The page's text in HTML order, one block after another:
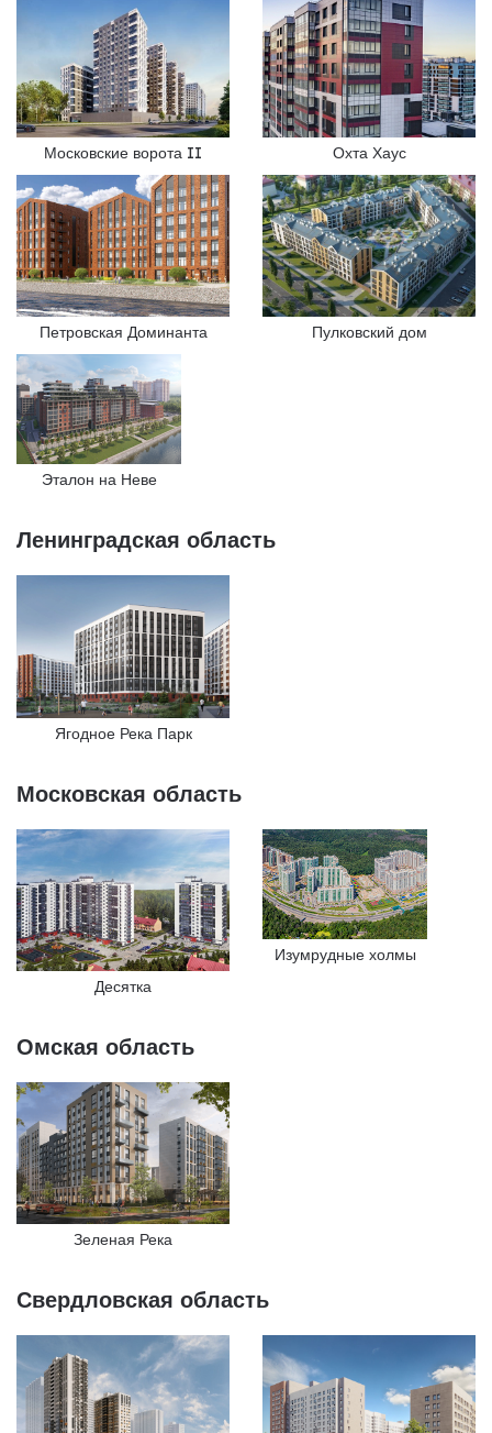
Московские ворота II Охта Хаус
Петровская Доминанта Пулковский дом
Эталон на Неве
Ленинградская область
Ягодное Река Парк
Московская область
Десятка
Изумрудные холмы
Омская область
Зеленая Река
Свердловская область